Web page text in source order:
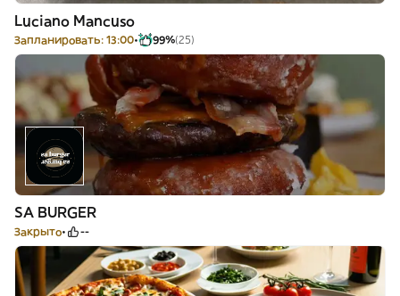
Luciano Mancuso
Запланировать: 13:00 99%(25)
SA BURGER
Закрыто --